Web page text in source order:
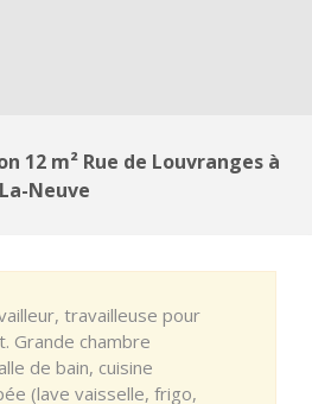
12 m² Rue de Louvranges à
Neuve
travailleuse pour
Grande chambre
de bain, cuisine
(lave vaisselle, frigo,